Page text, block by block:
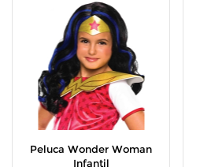
Peluca Wonder Woman
Infantil